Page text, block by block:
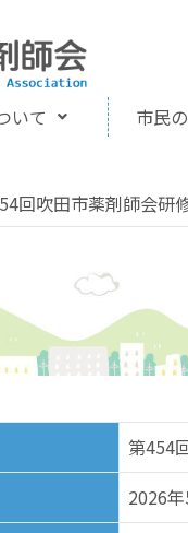
いて 市民
回吹田市薬剤師会研
第454
2026